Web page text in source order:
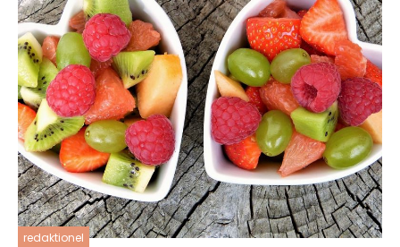
redaktionel